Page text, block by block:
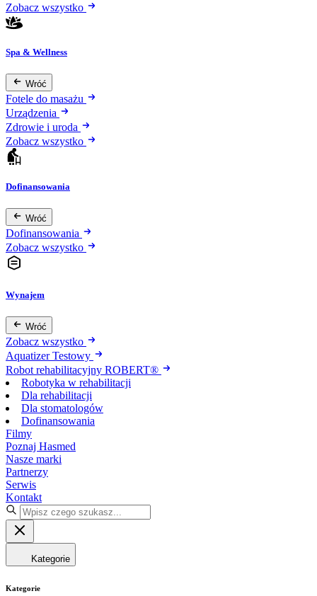
Zobacz wszystko
Spa & Wellness
Wróć
Fotele do masażu
Urządzenia
Zdrowie i uroda
Zobacz wszystko
Dofinansowania
Wróć
Dofinansowania
Zobacz wszystko
Wynajem
Wróć
Zobacz wszystko
Aquatizer Testowy
Robot rehabilitacyjny ROBERT®
Robotyka w rehabilitacji
Dla rehabilitacji
Dla stomatologów
Dofinansowania
Filmy
Poznaj Hasmed
Nasze marki
Partnerzy
Serwis
Kontakt
Kategorie
Kategorie